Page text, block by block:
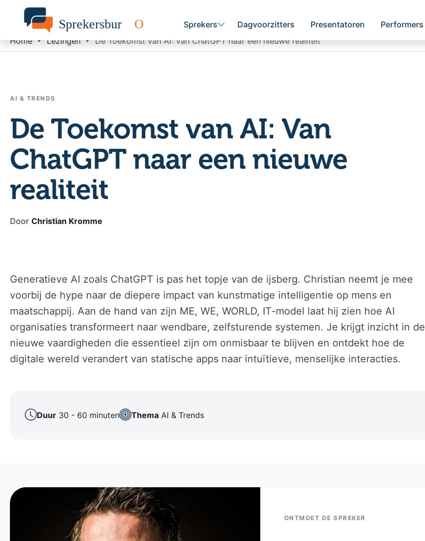
Sprekers Dagvoorzitters Presentatoren Performers
Home Lezingen De Toekomst van AI: Van ChatGPT naar een nieuwe realiteit
AI & TRENDS
De Toekomst van AI: Van
ChatGPT naar een nieuwe
realiteit
Door Christian Kromme
Generatieve AI zoals ChatGPT is pas het topje van de ijsberg. Christian neemt je mee
voorbij de hype naar de diepere impact van kunstmatige intelligentie op mens en
maatschappij. Aan de hand van zijn ME, WE, WORLD, IT-model laat hij zien hoe AI
organisaties transformeert naar wendbare, zelfsturende systemen. Je krijgt inzicht in de
nieuwe vaardigheden die essentieel zijn om onmisbaar te blijven en ontdekt hoe de
digitale wereld verandert van statische apps naar intuïtieve, menselijke interacties.
Duur 30 - 60 minuten Thema AI & Trends
ONTMOET DE SPREKER